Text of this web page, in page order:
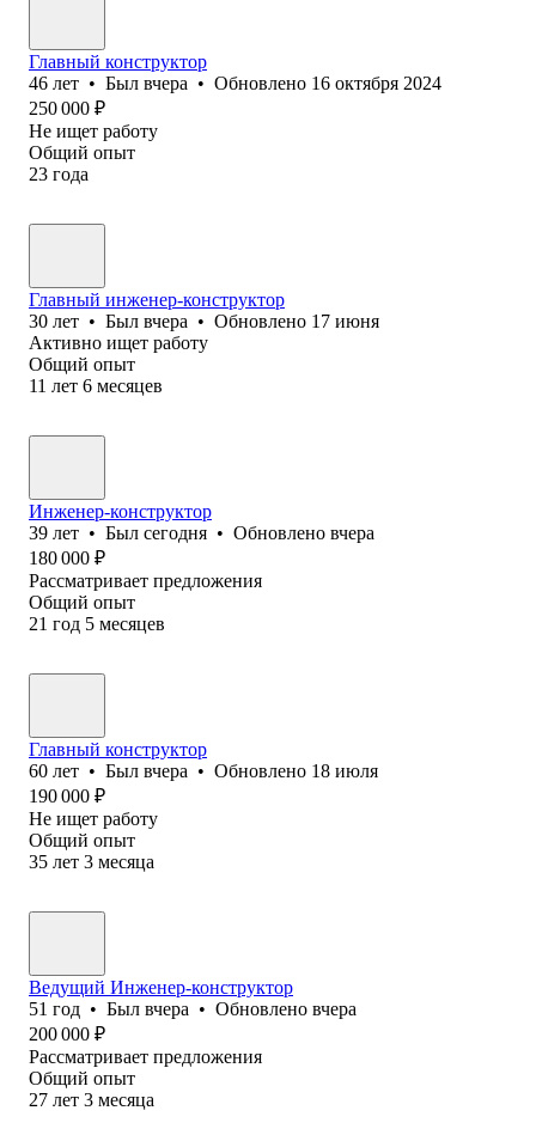
Главный конструктор
46 лет • Был вчера • Обновлено 16 октября 2024
250 000 ₽
Не ищет работу
Общий опыт
23 года
Главный инженер-конструктор
30 лет • Был вчера • Обновлено 17 июня
Активно ищет работу
Общий опыт
11 лет 6 месяцев
Инженер-конструктор
39 лет • Был сегодня • Обновлено вчера
180 000 ₽
Рассматривает предложения
Общий опыт
21 год 5 месяцев
Главный конструктор
60 лет • Был вчера • Обновлено 18 июля
190 000 ₽
Не ищет работу
Общий опыт
35 лет 3 месяца
Ведущий Инженер-конструктор
51 год • Был вчера • Обновлено вчера
200 000 ₽
Рассматривает предложения
Общий опыт
27 лет 3 месяца